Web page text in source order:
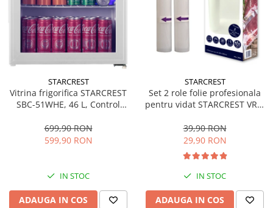
STARCREST
Vitrina frigorifica STARCREST
SBC-51WHE, 46 L, Control
48.8 cm, Alb
699,90 RON
599,90 RON
IN STOC
ADAUGA IN COS
STARCREST
Set 2 role folie profesionala
pentru vidat STARCREST VRL-
reutilizabile, sous vide,
lavabile in masina de spalat,
fara BPA, transparent
39,90 RON
29,90 RON
IN STOC
ADAUGA IN COS